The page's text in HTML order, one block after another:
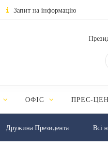
Запит на інформацію
ОФІС ПРЕС-
Дружина Президента Всі